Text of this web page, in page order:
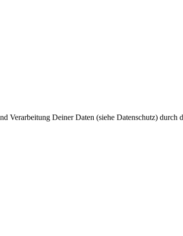
Deiner Daten (siehe Datenschutz) durch